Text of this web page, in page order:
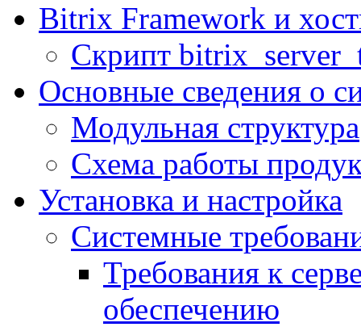
Bitrix Framework и
Скрипт
Основные сведения о
Модульная структура
Схема работы
Установка и настройка
Системные
Требования к
обеспечению